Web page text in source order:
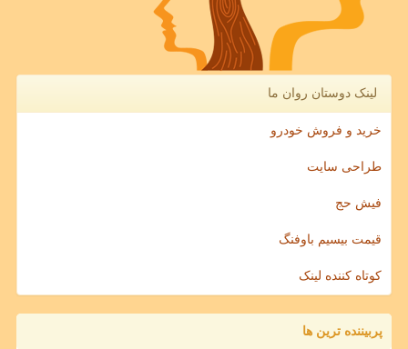
لینک دوستان روان ما
خرید و فروش خودرو
طراحی سایت
فیش حج
قیمت بیسیم باوفنگ
کوتاه کننده لینک
پربیننده ترین ها